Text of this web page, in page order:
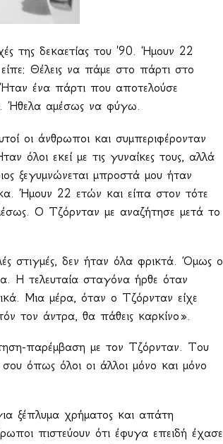
της δεκαετίας του '90. Ήμουν 22
Θέλεις να πάμε στο πάρτι στο
ένα πάρτι που αποτελούσε
Ήθελα αμέσως να φύγω.
οι άνθρωποι και συμπεριφέρονταν
όλοι εκεί με τις γυναίκες τους, αλλά
ξεγυμνώνεται μπροστά μου ήταν
Ήμουν 22 ετών και είπα στον τότε
Ο Τζόρνταν με αναζήτησε μετά το
στιγμές, δεν ήταν όλα φρικτά. Όμως ο
Η τελευταία σταγόνα ήρθε όταν
Μια μέρα, όταν ο Τζόρνταν είχε
τον άντρα, θα πάθεις καρκίνο».
παρέμβαση με τον Τζόρνταν. Του
όπως όλοι οι άλλοι μόνο και μόνο
ξέπλυμα χρήματος και απάτη
πιστεύουν ότι έφυγα επειδή έχασε